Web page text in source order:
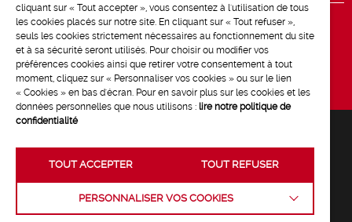
Crédits :La Jungle
cliquant sur « Tout accepter », vous consentez à l'utilisation de tous
les cookies placés sur notre site. En cliquant sur « Tout refuser »,
seuls les cookies strictement nécessaires au fonctionnement du site
et à sa sécurité seront utilisés. Pour choisir ou modifier vos
préférences cookies ainsi que retirer votre consentement à tout
moment, cliquez sur « Personnaliser vos cookies » ou sur le lien
« Cookies » en bas d'écran. Pour en savoir plus sur les cookies et les
données personnelles que nous utilisons : lire notre politique de
confidentialité
TOUT ACCEPTER TOUT REFUSER
PERSONNALISER VOS COOKIES